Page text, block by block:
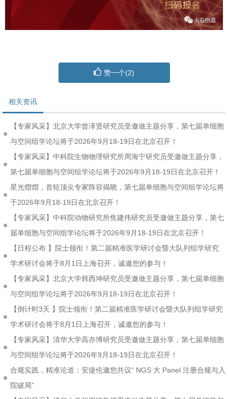
赞一个(2)
相关资讯
【专家风采】北京大学曾泽贤研究员受邀做主题分享，第七届单细胞
与空间组学论坛将于2026年9月18-19日在北京召开！
【专家风采】中科院生物物理研究所周海宁研究员受邀做主题分享，
第七届单细胞与空间组学论坛将于2026年9月18-19日在北京召开！
星光熠熠，首轮顶尖专家阵容揭晓，第七届单细胞与空间组学论坛将
于2026年9月18-19日在北京召开！
【专家风采】中科院动物研究所焦建伟研究员受邀做主题分享，第七
届单细胞与空间组学论坛将于2026年9月18-19日在北京召开！
【日程公布 】院士领衔！第二届精准医学研讨会暨大队列组学研究
学术研讨会将于8月1日上海召开，诚邀您的参与！
【专家风采】北京大学韩西坤研究员受邀做主题分享，第七届单细胞
与空间组学论坛将于2026年9月18-19日在北京召开！
【倒计时3天 】院士领衔！第二届精准医学研讨会暨大队列组学研究
学术研讨会将于8月1日上海召开，诚邀您的参与！
【专家风采】清华大学高亦博研究员受邀做主题分享，第七届单细胞
与空间组学论坛将于2026年9月18-19日在北京召开！
合规实践，精准论道：安捷伦邀您共议“ NGS 大 Panel 注册合规与入
院破局”